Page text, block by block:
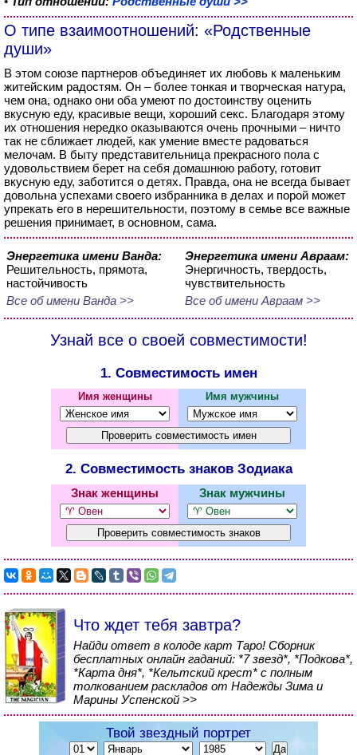
О типе взаимоотношений: «Родственные
души»
В этом союзе партнеров объединяет их любовь к маленьким
житейским радостям. Он – более тонкая и творческая натура,
чем она, однако они оба умеют по достоинству оценить
вкусную еду, красивые вещи, хороший секс. Благодаря этому
их отношения нередко оказываются очень прочными – ничто
так не сближает людей, как умение вместе радоваться
мелочам. В быту представительница прекрасного пола с
удовольствием берет на себя домашнюю работу, готовит
вкусную еду, заботится о детях. Правда, она не всегда бывает
довольна успехами своего избранника в делах и порой может
упрекать его в нерешительности, поэтому в семье все важные
решения принимает, в основном, сама.
Энергетика имени Ванда:
Решительность, прямота,
настойчивость
Все об имени Ванда >>
Энергетика имени Авраам:
Энергичность, твердость,
чувствительность
Все об имени Авраам >>
Узнай все о своей совместимости!
1. Совместимость имен
Имя женщины Имя мужчины
2. Совместимость знаков Зодиака
Знак женщины Знак мужчины
Что ждет тебя завтра?
Найди ответ в колоде карт Таро! Сборник
бесплатных онлайн гаданий: *7 звезд*, *Подкова*,
*Карта дня*, *Кельтский крест* с полным
толкованием раскладов от Надежды Зима и
Марины Успенской >>
Твой звездный портрет